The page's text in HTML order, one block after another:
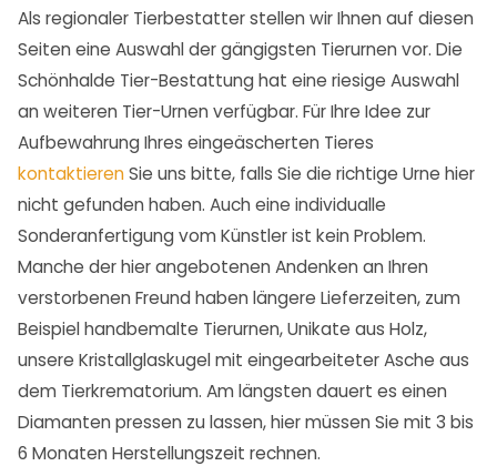
Als regionaler Tierbestatter stellen wir Ihnen auf diesen
Seiten eine Auswahl der gängigsten Tierurnen vor. Die
Schönhalde Tier-Bestattung hat eine riesige Auswahl
an weiteren Tier-Urnen verfügbar. Für Ihre Idee zur
Aufbewahrung Ihres eingeäscherten Tieres
kontaktierenSie uns bitte, falls Sie die richtige Urne hier
nicht gefunden haben. Auch eine individualle
Sonderanfertigung vom Künstler ist kein Problem.
Manche der hier angebotenen Andenken an Ihren
verstorbenen Freund haben längere Lieferzeiten, zum
Beispiel handbemalte Tierurnen, Unikate aus Holz,
unsere Kristallglaskugel mit eingearbeiteter Asche aus
dem Tierkrematorium. Am längsten dauert es einen
Diamanten pressen zu lassen, hier müssen Sie mit 3 bis
6 Monaten Herstellungszeit rechnen.